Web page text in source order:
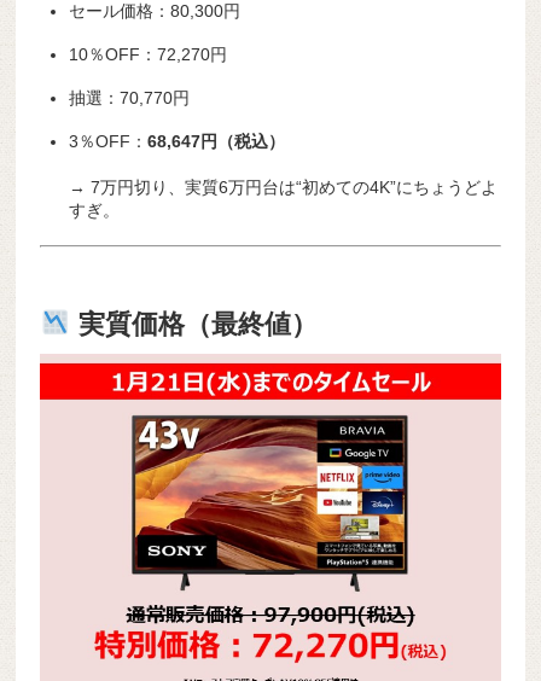
セール価格：80,300円
10％OFF：72,270円
抽選：70,770円
3％OFF：68,647円（税込）
→ 7万円切り、実質6万円台は“初めての4K”にちょうどよ
すぎ。
実質価格（最終値）